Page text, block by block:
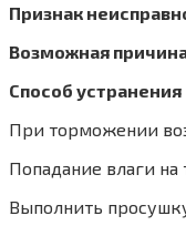
Признак
Возможная
Способ устранения
При торможении
Попадание влаги на
Выполнить